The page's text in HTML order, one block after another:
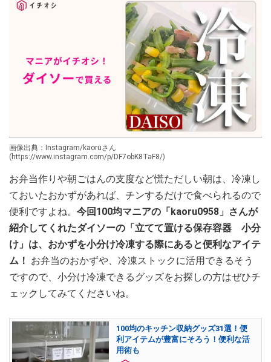
画像出典：Instagram/kaoruさん
(https://www.instagram.com/p/DF7obK8TaF8/)
お弁当作りや朝ごはんの支度など慌ただしい朝は、冷凍し
ておいたおかずがあれば、チンするだけで食べられるので
便利ですよね。 今回100均マニアの「kaoru0958」さんが
紹介してくれたダイソーの「立てて置ける保存容器 小分
け」は、おかずを小分け冷凍する際にあると便利なアイテ
ム！ お弁当のおかずや、冷凍ストックに活用できるそう
ですので、小分け冷凍できるグッズをお探しの方はぜひチ
ェックしてみてくださいね。
100均のキッチン収納グッズ31選！便
利アイテムが豊富にそろう！便利な活
用術も